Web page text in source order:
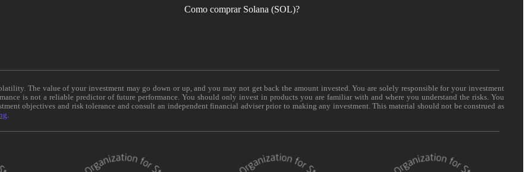
Como comprar Solana (SOL)?
The value of your investment may go down or up, and you may not get back the amount invested. You are solely responsible for your investment
is not a reliable predictor of future performance. You should only invest in products you are familiar with and where you understand the risks. You
objectives and risk tolerance and consult an independent financial adviser prior to making any investment. This material should not be construed as